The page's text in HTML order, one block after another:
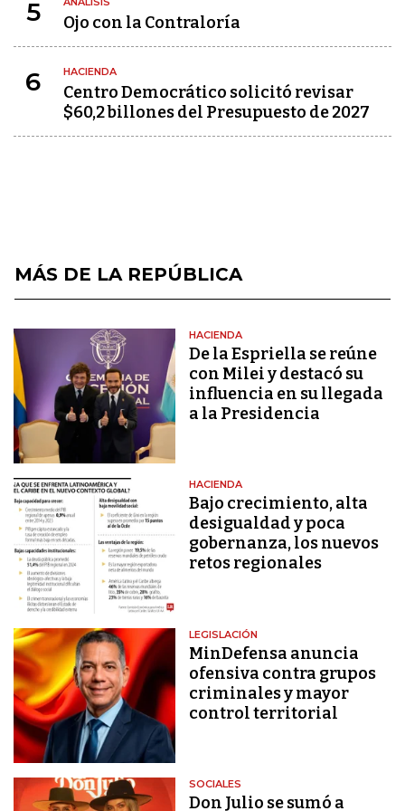
5 Ojo con la Contraloría
6 HACIENDA
Centro Democrático solicitó revisar
$60,2 billones del Presupuesto de 2027
MÁS DE LA REPÚBLICA
HACIENDA
De la Espriella se reúne
con Milei y destacó su
influencia en su llegada
a la Presidencia
HACIENDA
Bajo crecimiento, alta
desigualdad y poca
gobernanza, los nuevos
retos regionales
LEGISLACIÓN
MinDefensa anuncia
ofensiva contra grupos
criminales y mayor
control territorial
SOCIALES
Don Julio se sumó a